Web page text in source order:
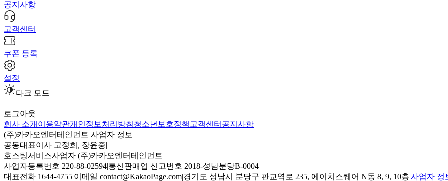
공지사항
고객센터
쿠폰 등록
설정
다크 모드
로그아웃
회사 소개 이용약관개인정보처리방침청소년보호정책 고객센터 공지사항
(주)카카오엔터테인먼트 사업자 정보
공동대표이사 고정희, 장윤중|
호스팅서비스사업자 (주)카카오엔터테인먼트
사업자등록번호 220-88-02594|통신판매업 신고번호 2018-성남분당B-0004
대표전화 1644-4755|이메일 contact@KakaoPage.com|경기도 성남시 분당구 판교역로 235, 에이치스퀘어 N동 8, 9, 10층|사업자 정